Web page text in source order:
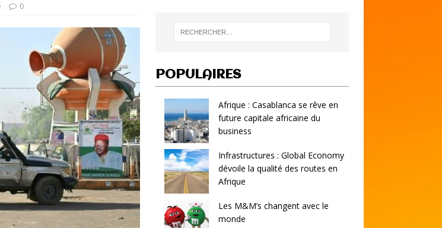
0
POPULAIRES
Afrique : Casablanca se rêve en
future capitale africaine du
business
Infrastructures : Global Economy
dévoile la qualité des routes en
Afrique
Les M&M’s changent avec le
monde